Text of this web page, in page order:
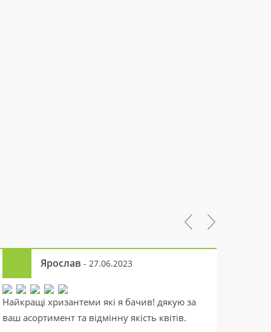
Ярослав - 27.06.2023
Найкращі хризантеми які я бачив! дякую за
ваш асортимент та відмінну якість квітів.